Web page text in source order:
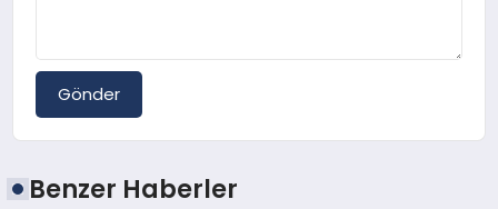
Gönder
Benzer Haberler